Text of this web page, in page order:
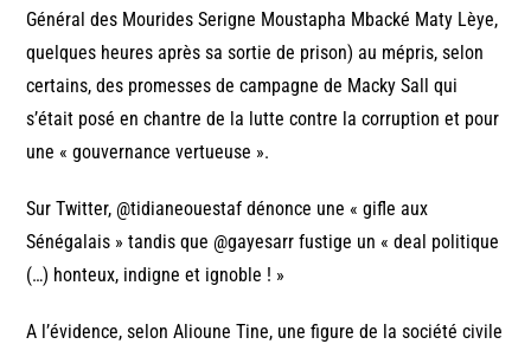
Général des Mourides Serigne Moustapha Mbacké Maty Lèye,
quelques heures après sa sortie de prison) au mépris, selon
certains, des promesses de campagne de Macky Sall qui
s’était posé en chantre de la lutte contre la corruption et pour
une « gouvernance vertueuse ».
Sur Twitter, ‏@tidianeouestaf dénonce une « gifle aux
Sénégalais » tandis que @gayesarr fustige un « deal politique
(…) honteux, indigne et ignoble ! »
A l’évidence, selon Alioune Tine, une figure de la société civile